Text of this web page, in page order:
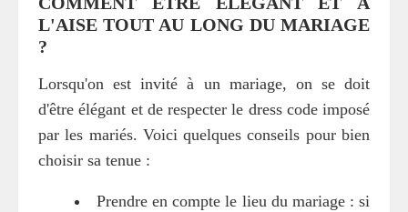
L'AISE TOUT AU LONG DU MARIAGE
?
Lorsqu'on est invité à un mariage, on se doit
d'être élégant et de respecter le dress code imposé
par les mariés. Voici quelques conseils pour bien
choisir sa tenue :
Prendre en compte le lieu du mariage : si